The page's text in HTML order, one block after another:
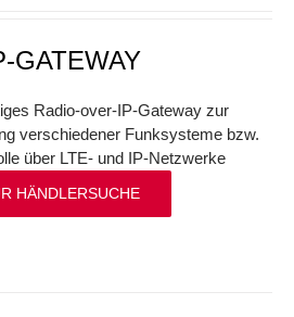
GATEWAY
Radio-over-IP-Gateway zur
verschiedener Funksysteme bzw.
über LTE- und IP-Netzwerke
HÄNDLERSUCHE